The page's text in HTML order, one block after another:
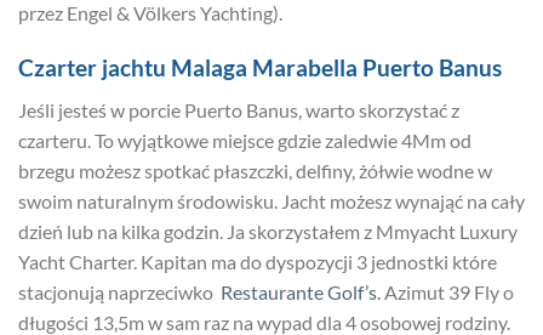
przez Engel & Völkers Yachting).
Czarter jachtu Malaga Marabella Puerto Banus
Jeśli jesteś w porcie Puerto Banus, warto skorzystać z
czarteru. To wyjątkowe miejsce gdzie zaledwie 4Mm od
brzegu możesz spotkać płaszczki, delfiny, żółwie wodne w
swoim naturalnym środowisku. Jacht możesz wynająć na cały
dzień lub na kilka godzin. Ja skorzystałem z Mmyacht Luxury
Yacht Charter. Kapitan ma do dyspozycji 3 jednostki które
stacjonują naprzeciwko Restaurante Golf’s.Azimut 39 Fly o
długości 13,5m w sam raz na wypad dla 4 osobowej rodziny.